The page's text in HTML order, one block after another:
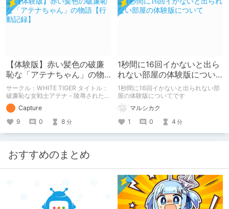
【体験版】赤い髪色の破廉
恥な「アテナちゃん」の物
語【行動記録】
サークル：WHITE TIGER タイトル：
破廉恥な女戦士アテナ - 陵辱された乙
女た(体験版) 予告開始日：2020年12
月09日 予告作品の体験版の内容を中
心に紹介しているまとめ記事です。
体験版の「ネタバレ」を含んだ内容を
まとめているので、苦手な方は注意し
Capture
9
0 8 分
1秒間に16回イかないと出ら
れない部屋の体験版につい
て
1秒間に16回イかないと出られない部
屋の体験版についてです
マルシカク
1
0 4 分
おすすめのまとめ